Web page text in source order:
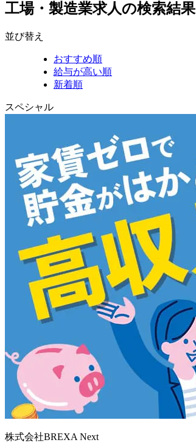
工場・製造業求人の検索結果
並び替え
おすすめ順
給与が高い順
新着順
スペシャル
株式会社BREXA Next